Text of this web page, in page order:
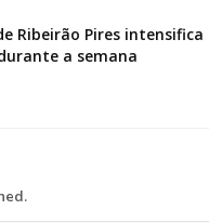
Ribeirão Pires intensifica
a semana